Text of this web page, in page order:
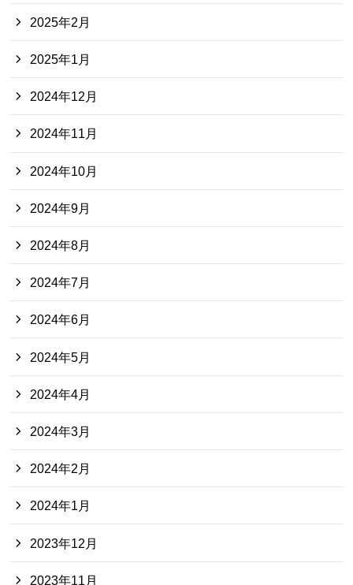
2025年2月
2025年1月
2024年12月
2024年11月
2024年10月
2024年9月
2024年8月
2024年7月
2024年6月
2024年5月
2024年4月
2024年3月
2024年2月
2024年1月
2023年12月
2023年11月